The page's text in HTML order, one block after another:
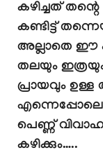
കഴിച്ചത്
കണ്ടിട്ട്
അല്ലാതെ ഈ
തലയും
പ്രായവും ഉള്ള
പെണ്ണ്
കഴിക്കും…..